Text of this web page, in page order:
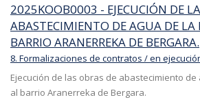
2025KOOB0003 - EJECUCIÓN DE
ABASTECIMIENTO DE AGUA DE LA
BARRIO ARANERREKA DE BERGARA.
8. Formalizaciones de contratos / en
Ejecución de las obras de abastecimiento
al barrio Aranerreka de Bergara.